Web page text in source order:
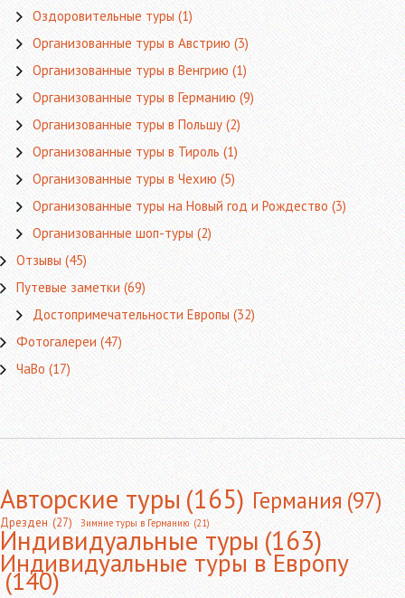
Оздоровительные туры(1)
Организованные туры в Австрию(3)
Организованные туры в Венгрию(1)
Организованные туры в Германию(9)
Организованные туры в Польшу(2)
Организованные туры в Тироль(1)
Организованные туры в Чехию(5)
Организованные туры на Новый год и Рождество(3)
Организованные шоп-туры(2)
Отзывы(45)
Путевые заметки(69)
Достопримечательности Европы(32)
Фотогалереи(47)
ЧаВо(17)
Авторские туры(165) Германия(97)
Дрезден (27) Зимние туры в Германию (21)
Индивидуальные туры(163)
Индивидуальные туры в Европу
(140)